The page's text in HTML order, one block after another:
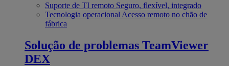
Suporte de TI remoto Seguro, flexível, integrado
Tecnologia operacional Acesso remoto no chão de
fábrica
Solução de problemas TeamViewer
DEX